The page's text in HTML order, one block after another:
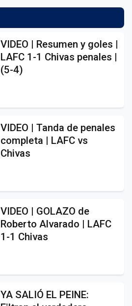
VIDEO | Resumen y goles |
LAFC 1-1 Chivas penales |
(5-4)
VIDEO | Tanda de penales
completa | LAFC vs
Chivas
VIDEO | GOLAZO de
Roberto Alvarado | LAFC
1-1 Chivas
YA SALIÓ EL PEINE: